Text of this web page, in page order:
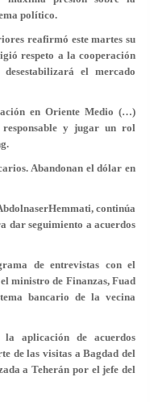
político.
reafirmó este martes su
respeto a la cooperación
el mercado
en Oriente Medio (…)
y jugar un rol
Abandonan el dólar en
continúa
dar seguimiento a acuerdos
de entrevistas con el
ministro de Finanzas, Fuad
bancario de la vecina
aplicación de acuerdos
de las visitas a Bagdad del
a Teherán por el jefe del